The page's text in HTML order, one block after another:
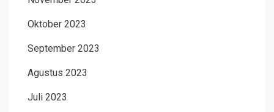
Oktober 2023
September 2023
Agustus 2023
Juli 2023